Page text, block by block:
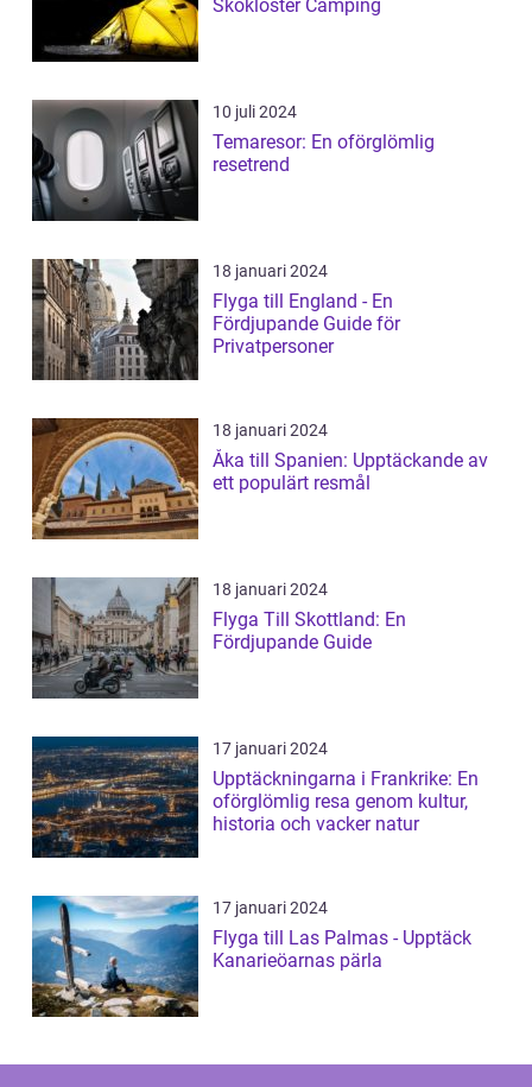
Skokloster Camping
10 juli 2024
Temaresor: En oförglömlig
resetrend
18 januari 2024
Flyga till England - En
Fördjupande Guide för
Privatpersoner
18 januari 2024
Åka till Spanien: Upptäckande av
ett populärt resmål
18 januari 2024
Flyga Till Skottland: En
Fördjupande Guide
17 januari 2024
Upptäckningarna i Frankrike: En
oförglömlig resa genom kultur,
historia och vacker natur
17 januari 2024
Flyga till Las Palmas - Upptäck
Kanarieöarnas pärla